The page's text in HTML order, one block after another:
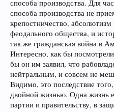
способа производства. Для
способа производства не
крепостничество,
феодального общества, и
так же гражданская война в
Интересно, как бы
бы он им заявил, что
нейтральным, и совсем не
Видимо, это последствие
двойной жизнью. Одна жизнь
партии и правительству, в